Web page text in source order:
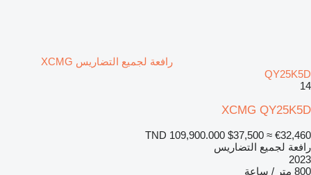
رافعة لجميع التضاريس XCMG
QY25K5D
14
XCMG QY25K5D
TND 109,900.000 $37,500 ≈ €32,460
رافعة لجميع التضاريس
2023
800 متر / ساعة